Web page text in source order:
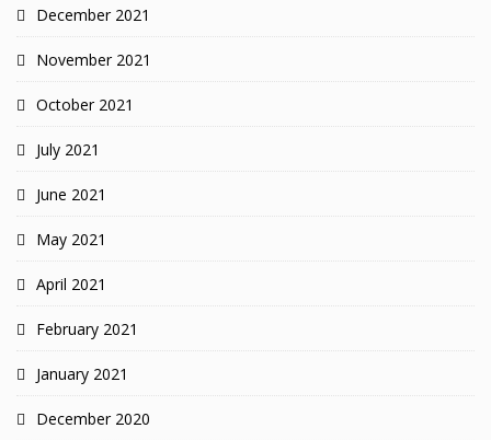
December 2021
November 2021
October 2021
July 2021
June 2021
May 2021
April 2021
February 2021
January 2021
December 2020